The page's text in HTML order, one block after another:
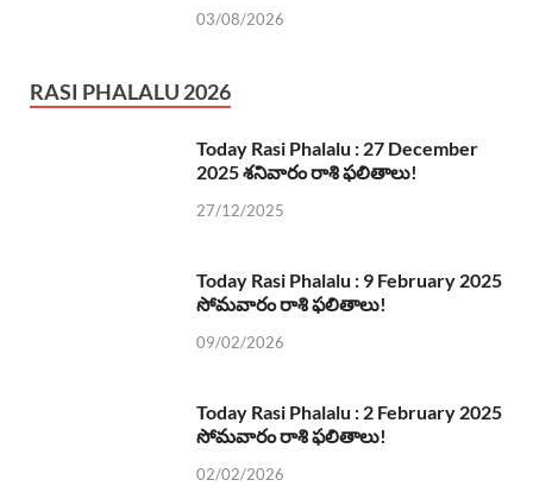
03/08/2026
RASI PHALALU 2026
Today Rasi Phalalu : 27 December
2025 శనివారం రాశి ఫలితాలు!
27/12/2025
Today Rasi Phalalu : 9 February 2025
సోమవారం రాశి ఫలితాలు!
09/02/2026
Today Rasi Phalalu : 2 February 2025
సోమవారం రాశి ఫలితాలు!
02/02/2026